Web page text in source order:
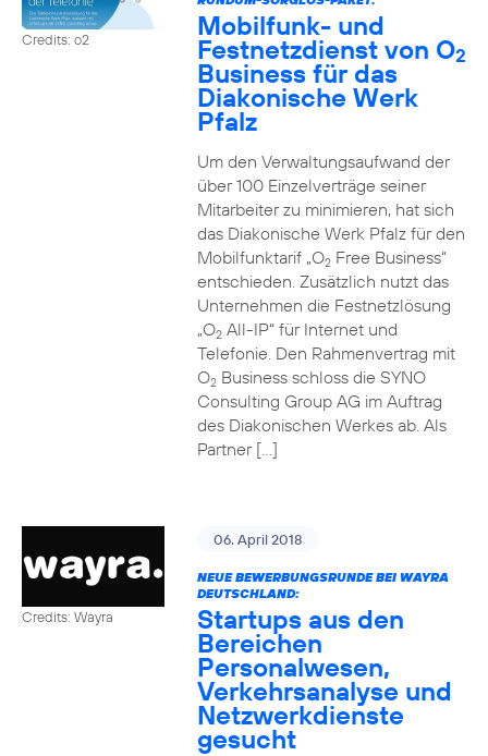
Credits: o2 Mobilfunk- und
Festnetzdienst von O2
Business für das
Diakonische Werk
Pfalz
Um den Verwaltungsaufwand der
über 100 Einzelverträge seiner
Mitarbeiter zu minimieren, hat sich
das Diakonische Werk Pfalz für den
Mobilfunktarif „O2Free Business“
entschieden. Zusätzlich nutzt das
Unternehmen die Festnetzlösung
„O2All-IP“ für Internet und
Telefonie. Den Rahmenvertrag mit
O2Business schloss die SYNO
Consulting Group AG im Auftrag
des Diakonischen Werkes ab. Als
Partner […]
Credits: Wayra
06. April 2018
NEUE BEWERBUNGSRUNDE BEI WAYRA
DEUTSCHLAND:
Startups aus den
Bereichen
Personalwesen,
Verkehrsanalyse und
Netzwerkdienste
gesucht